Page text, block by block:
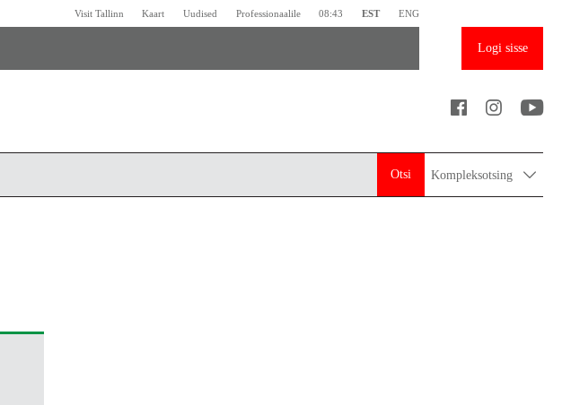
Visit Tallinn Kaart Uudised Professionaalile 08:43 EST ENG
Logi sisse
Otsi Kompleksotsing